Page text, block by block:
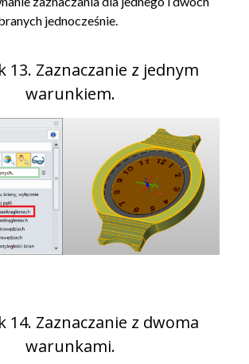
jednocześnie.
13. Zaznaczanie z jednym
warunkiem.
14. Zaznaczanie z dwoma
warunkami.